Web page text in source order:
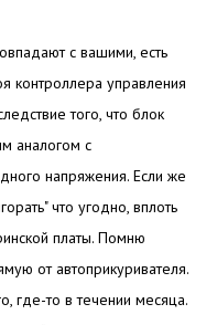
с вашими, есть
контроллера управления
того, что блок
аналогом с
напряжения. Если же
что угодно, вплоть
платы. Помню
от автоприкуривателя.
где-то в течении месяца.